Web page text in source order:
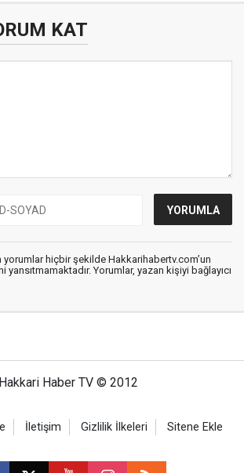
KAT
yorumlar hiçbir şekilde Hakkarihabertv.com’un
Yorumlar, yazan kişiyi bağlayıcı
Hakkari Haber TV © 2012
İletişim Gizlilik İlkeleri Sitene Ekle